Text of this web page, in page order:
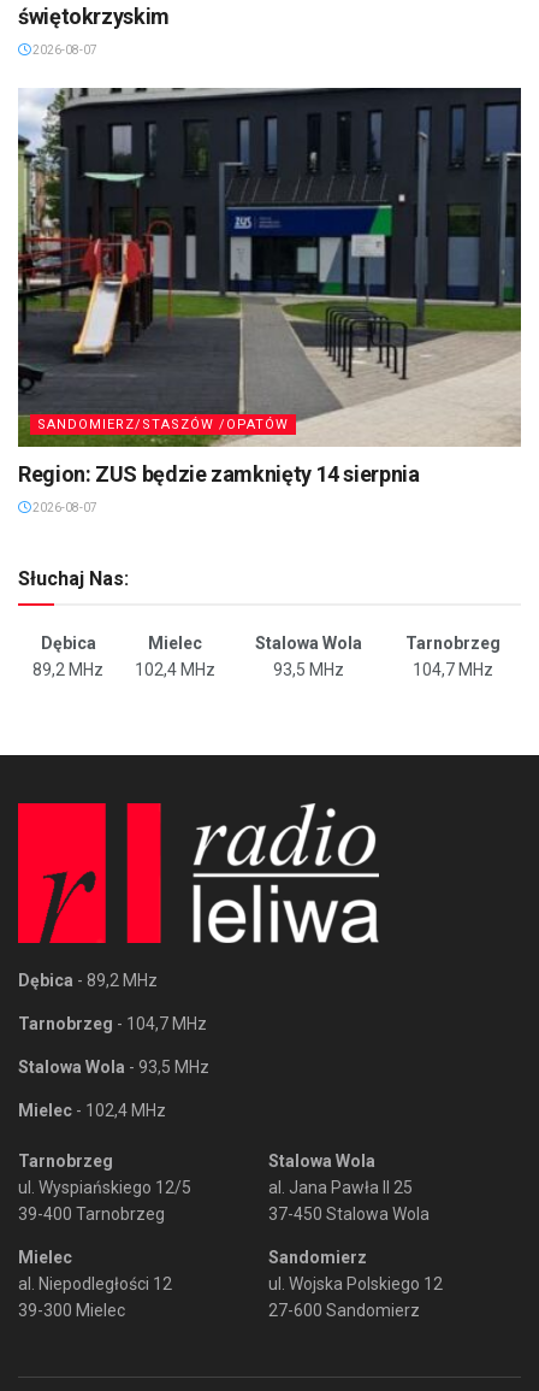
świętokrzyskim
2026-08-07
SANDOMIERZ/STASZÓW /OPATÓW
Region: ZUS będzie zamknięty 14 sierpnia
2026-08-07
Słuchaj Nas:
Dębica Mielec Stalowa Wola
Tarnobrzeg
89,2 MHz
102,4 MHz 93,5 MHz 104,7 MHz
Dębica - 89,2 MHz
Tarnobrzeg - 104,7 MHz
Stalowa Wola - 93,5 MHz
Mielec - 102,4 MHz
Tarnobrzeg
ul. Wyspiańskiego 12/5
39-400 Tarnobrzeg
Mielec
al. Niepodległości 12
39-300 Mielec
Stalowa Wola
al. Jana Pawła II 25
37-450 Stalowa Wola
Sandomierz
ul. Wojska Polskiego 12
27-600 Sandomierz